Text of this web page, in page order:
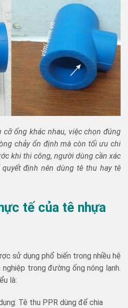
ống khác nhau, việc chọn đúng
chảy ổn định mà còn tối ưu chi
khi thi công, người dùng cần xác
định nên dùng tê thu hay tê
tế của tê nhựa
sử dụng phổ biến trong nhiều hệ
trong đường ống nóng lạnh.
là:
Tê thu PPR dùng để chia